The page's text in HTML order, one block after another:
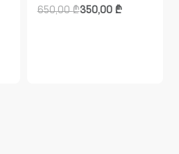
650,00₾350,00 ₾